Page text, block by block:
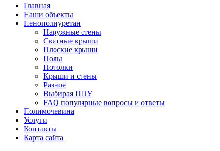
Главная
Наши объекты
Пенополиуретан
Наружные стены
Скатные крыши
Плоские крыши
Полы
Потолки
Крыши и стены
Разное
Выбирая ППУ
FAQ популярные вопросы и ответы
Полимочевина
Услуги
Контакты
Карта сайта